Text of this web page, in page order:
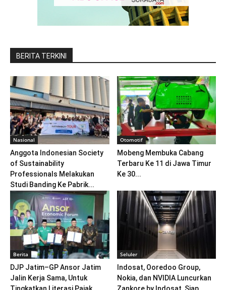
BERITA TERKINI
Nasional
Anggota Indonesian Society
of Sustainability
Professionals Melakukan
Studi Banding Ke Pabrik...
Otomotif
Mobeng Membuka Cabang
Terbaru Ke 11 di Jawa Timur
Ke 30...
Berita
DJP Jatim–GP Ansor Jatim
Jalin Kerja Sama, Untuk
Seluler
Indosat, Ooredoo Group,
Nokia, dan NVIDIA Luncurkan